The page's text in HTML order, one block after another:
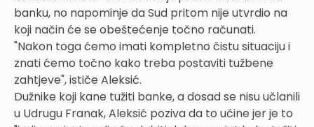
banku, no napominje da Sud pritom nije utvrdio na
koji način će se obeštećenje točno računati.
"Nakon toga ćemo imati kompletno čistu situaciju i
znati ćemo točno kako treba postaviti tužbene
zahtjeve", ističe Aleksić.
Dužnike koji kane tužiti banke, a dosad se nisu učlanili
u Udrugu Franak, Aleksić poziva da to učine jer je to